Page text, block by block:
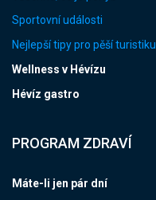
Sportovní události
Nejlepší tipy pro pěší turistiku
Wellness v Hévízu
Hévíz gastro
PROGRAM ZDRAVÍ
Máte-li jen pár dní